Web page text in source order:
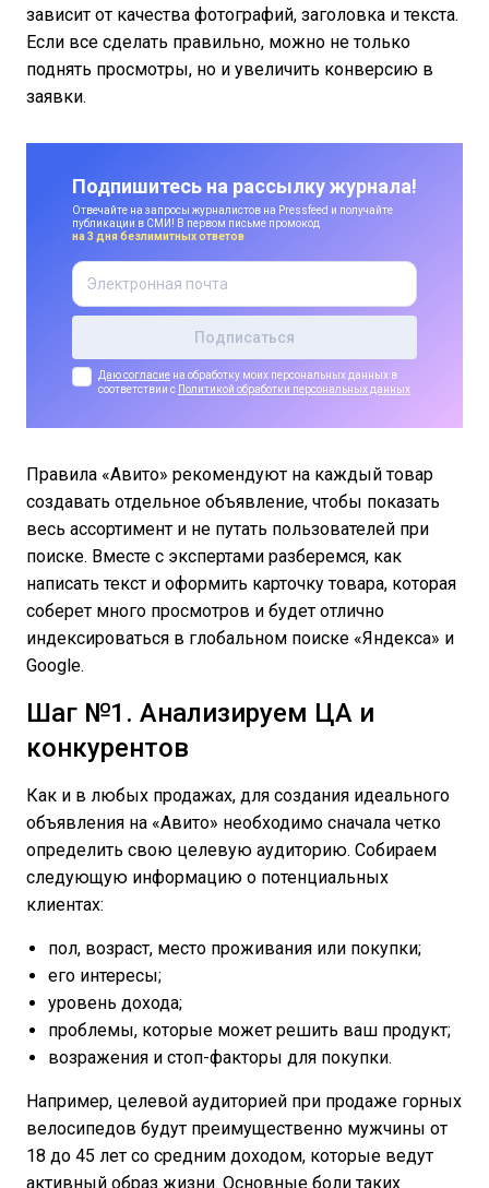
зависит от качества фотографий, заголовка и текста.
Если все сделать правильно, можно не только
поднять просмотры, но и увеличить конверсию в
заявки.
Подпишитесь на рассылку журнала!
Отвечайте на запросы журналистов на Pressfeed и получайте
публикации в СМИ! В первом письме промокод
на 3 дня безлимитных ответов
Даю согласие на обработку моих персональных данных в
соответствии с Политикой обработки персональных данных
Правила «Авито» рекомендуют на каждый товар
создавать отдельное объявление, чтобы показать
весь ассортимент и не путать пользователей при
поиске. Вместе с экспертами разберемся, как
написать текст и оформить карточку товара, которая
соберет много просмотров и будет отлично
индексироваться в глобальном поиске «Яндекса» и
Google.
Шаг №1. Анализируем ЦА и
конкурентов
Как и в любых продажах, для создания идеального
объявления на «Авито» необходимо сначала четко
определить свою целевую аудиторию. Собираем
следующую информацию о потенциальных
клиентах:
пол, возраст, место проживания или покупки;
его интересы;
уровень дохода;
проблемы, которые может решить ваш продукт;
возражения и стоп-факторы для покупки.
Например, целевой аудиторией при продаже горных
велосипедов будут преимущественно мужчины от
18 до 45 лет со средним доходом, которые ведут
активный образ жизни. Основные боли таких